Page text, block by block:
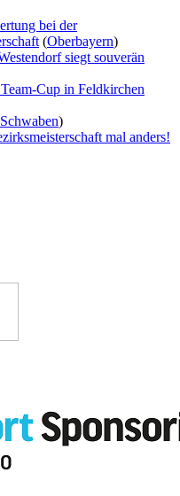
bei der
(Oberbayern)
siegt souverän
Cup in Feldkirchen
Schwaben)
mal anders!